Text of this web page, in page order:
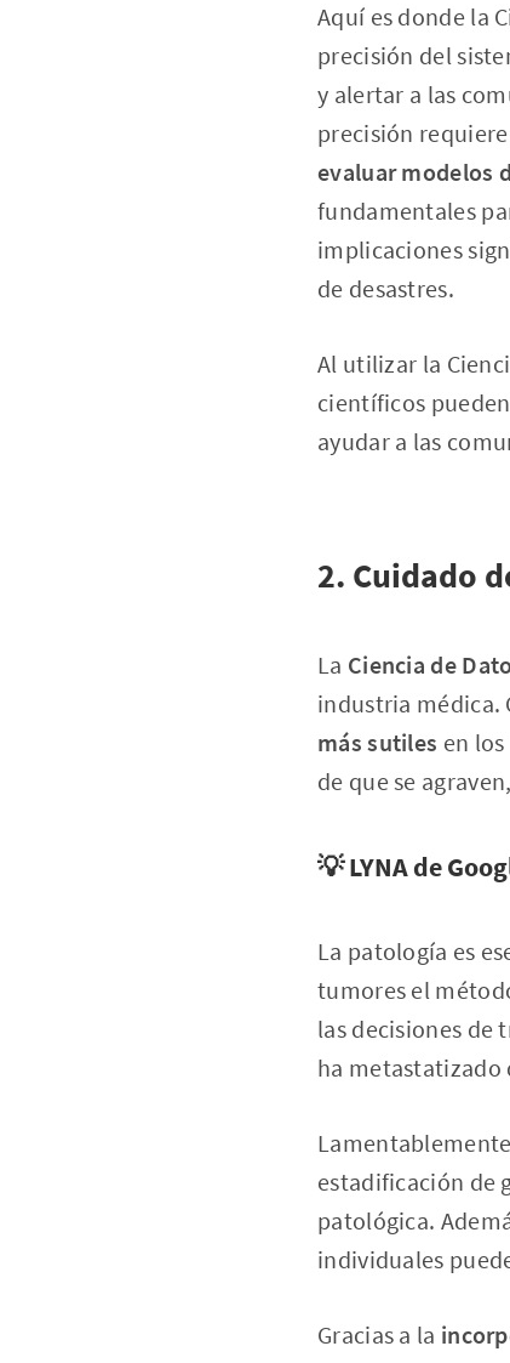
Aquí es donde la
precisión del
y alertar a las
precisión
evaluar modelos
fundamentales
implicaciones
de desastres.
Al utilizar la
científicos
ayudar a las
2. Cuidado
La Ciencia de
industria médica.
más sutiles en
de que se
💡 LYNA de
La patología es
tumores el
las decisiones de
ha metastatizado
estadificación de
patológica.
individuales
Gracias a la